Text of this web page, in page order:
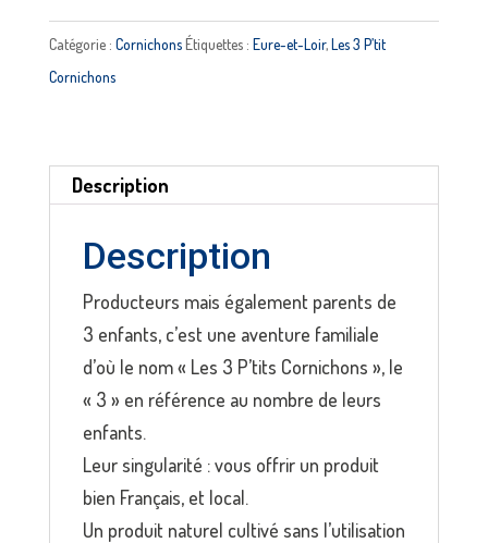
fin
Elliot
P’TITS
CORNICHONS
Catégorie : CornichonsÉtiquettes : Eure-et-Loir,Les 3 P’tit
Cornichons
Description
Description
Producteurs mais également parents de
3 enfants, c’est une aventure familiale
d’où le nom « Les 3 P’tits Cornichons », le
« 3 » en référence au nombre de leurs
enfants.
Leur singularité : vous offrir un produit
bien Français, et local.
Un produit naturel cultivé sans l’utilisation